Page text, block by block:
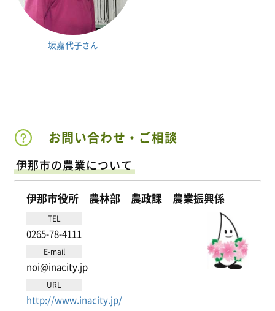
坂嘉代子さん
お問い合わせ・ご相談
伊那市の農業について
伊那市役所 農林部 農政課 農業振興係
TEL
0265-78-4111
E-mail
noi@inacity.jp
URL
http://www.inacity.jp/